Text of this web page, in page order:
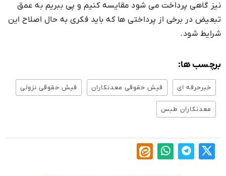
نیز گاهی پرداخت می شود مقایسه کنیم و پی ببریم به عمق
تبعیض در برخی از پرداختی ها که باید فکری به حال اصلاح این
شرایط شود.
برچسب ها:
خبرحرفه ای فیش حقوقی معدنکاران فیش حقوقی نزولی
معدنکاران طبس